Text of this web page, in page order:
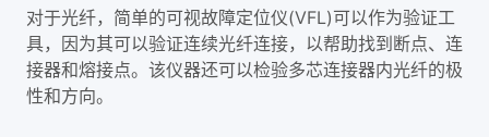
对于光纤，简单的可视故障定位仪(VFL)可以作为验证工
具，因为其可以验证连续光纤连接，以帮助找到断点、连
接器和熔接点。该仪器还可以检验多芯连接器内光纤的极
性和方向。